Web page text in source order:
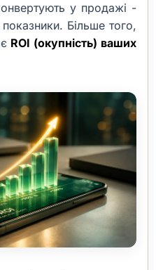
у продажі -
Більше того,
ROI (окупність) ваших